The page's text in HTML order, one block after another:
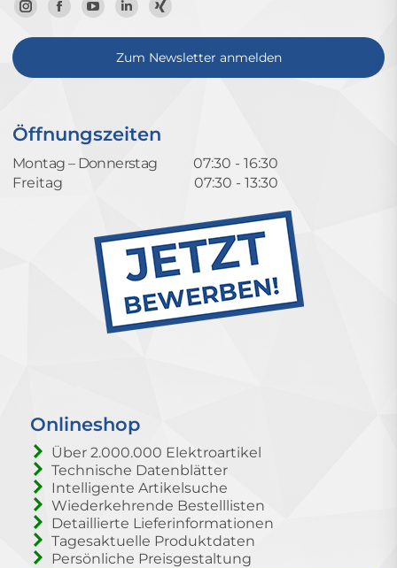
Zum
Instagram-
Zur
Facebook-
Zum
YouTube-
Kanal
Zum
LinkedIn-
Profil
Zum
Xing-
Profil
Zum Newsletter anmelden
Öffnungszeiten
Montag – Donnerstag
07:30 - 16:30
Freitag
07:30 - 13:30
Onlineshop
Über 2.000.000 Elektroartikel
Technische Datenblätter
Intelligente Artikelsuche
Wiederkehrende Bestelllisten
Detaillierte Lieferinformationen
Tagesaktuelle Produktdaten
Persönliche Preisgestaltung